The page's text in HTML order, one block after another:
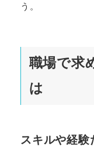
う。
職場で求
は
スキルや経